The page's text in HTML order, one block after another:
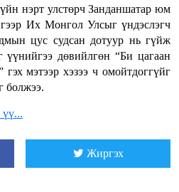
нэрт улстөрч Занданшатар юм
Их Монгол Улсыг үндэслэгч
цус судсан дотуур нь гүйж
дөвийлгөн “Би цагаан
гэх мэтээр хэзээ ч омойтдоггүйг
болжээ.
үү...
Жиргэх